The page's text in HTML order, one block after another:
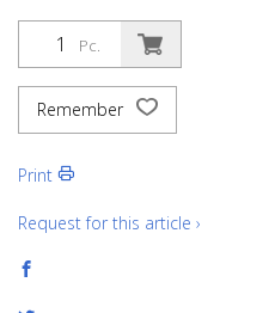
Pc.
Remember
Print
Request for this article ›